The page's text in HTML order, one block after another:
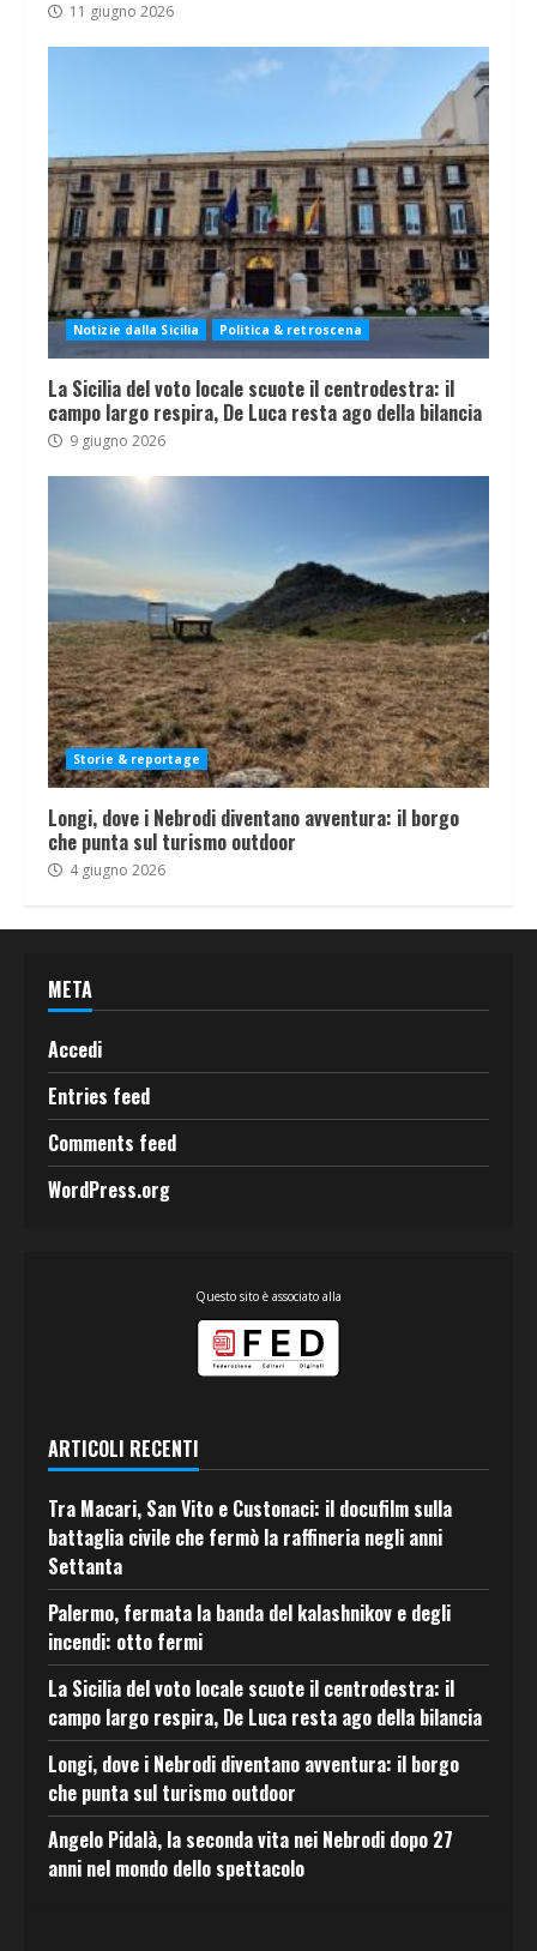
11 giugno 2026
Notizie dalla Sicilia Politica & retroscena
La Sicilia del voto locale scuote il centrodestra: il
campo largo respira, De Luca resta ago della bilancia
9 giugno 2026
Storie & reportage
Longi, dove i Nebrodi diventano avventura: il borgo
che punta sul turismo outdoor
4 giugno 2026
META
Accedi
Entries feed
Comments feed
WordPress.org
Questo sito è associato alla
ARTICOLI RECENTI
Tra Macari, San Vito e Custonaci: il docufilm sulla
battaglia civile che fermò la raffineria negli anni
Settanta
Palermo, fermata la banda del kalashnikov e degli
incendi: otto fermi
La Sicilia del voto locale scuote il centrodestra: il
campo largo respira, De Luca resta ago della bilancia
Longi, dove i Nebrodi diventano avventura: il borgo
che punta sul turismo outdoor
Angelo Pidalà, la seconda vita nei Nebrodi dopo 27
anni nel mondo dello spettacolo